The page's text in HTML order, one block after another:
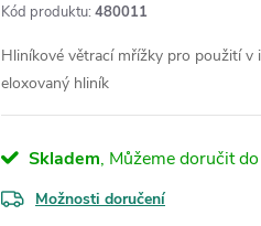
Kód produktu: 480011
Hliníkové větrací mřížky pro použití v
eloxovaný hliník
Skladem
Možnosti doručení